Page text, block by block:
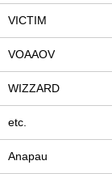
VICTIM
VOAAOV
WIZZARD
etc.
Anapau